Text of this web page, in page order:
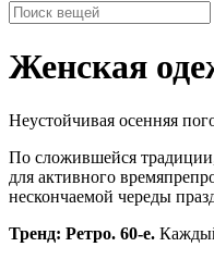
Женская
Неустойчивая осенняя
По сложившейся
для активного
нескончаемой череды
Тренд: Ретро. 60-е.